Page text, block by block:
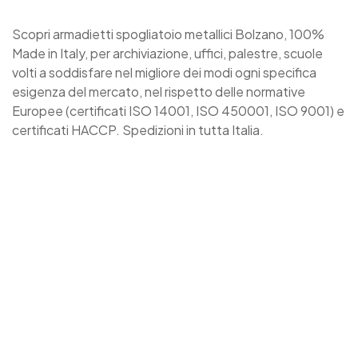
Scopri armadietti spogliatoio metallici Bolzano, 100%
Made in Italy, per archiviazione, uffici, palestre, scuole
volti a soddisfare nel migliore dei modi ogni specifica
esigenza del mercato, nel rispetto delle normative
Europee (certificati ISO 14001, ISO 450001, ISO 9001) e
certificati HACCP. Spedizioni in tutta Italia.